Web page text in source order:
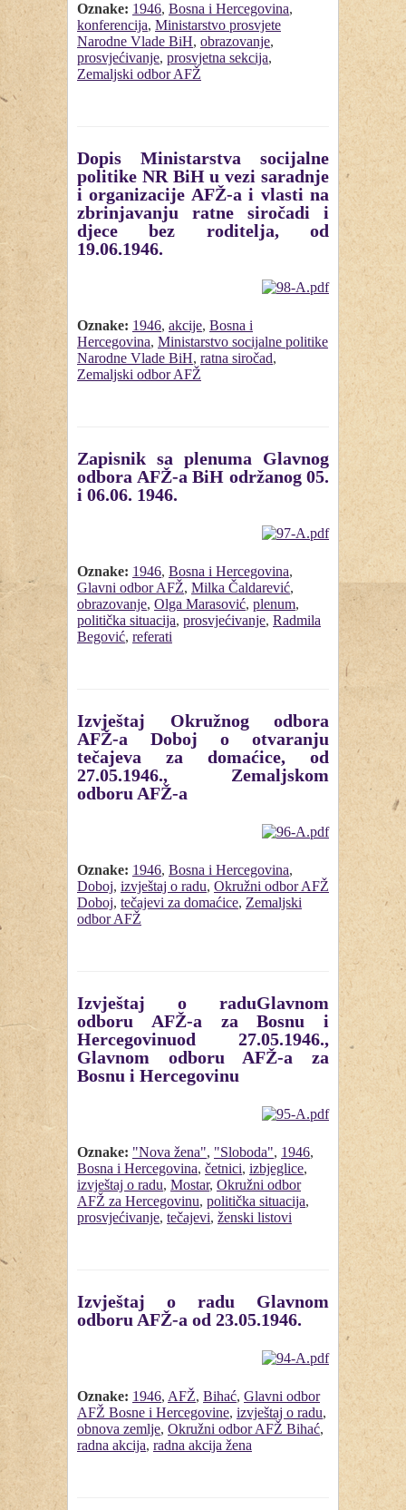
Oznake: 1946, Bosna i Hercegovina,
konferencija, Ministarstvo prosvjete
Narodne Vlade BiH, obrazovanje,
prosvjećivanje, prosvjetna sekcija,
Zemaljski odbor AFŽ
Dopis Ministarstva socijalne
politike NR BiH u vezi saradnje
i organizacije AFŽ-a i vlasti na
zbrinjavanju ratne siročadi i
djece bez roditelja, od
19.06.1946.
Oznake: 1946, akcije, Bosna i
Hercegovina, Ministarstvo socijalne politike
Narodne Vlade BiH, ratna siročad,
Zemaljski odbor AFŽ
Zapisnik sa plenuma Glavnog
odbora AFŽ-a BiH održanog 05.
i 06.06. 1946.
Oznake: 1946, Bosna i Hercegovina,
Glavni odbor AFŽ, Milka Čaldarević,
obrazovanje, Olga Marasović, plenum,
politička situacija, prosvjećivanje, Radmila
Begović, referati
Izvještaj Okružnog odbora
AFŽ-a Doboj o otvaranju
tečajeva za domaćice, od
27.05.1946., Zemaljskom
odboru AFŽ-a
Oznake: 1946, Bosna i Hercegovina,
Doboj, izvještaj o radu, Okružni odbor AFŽ
Doboj, tečajevi za domaćice, Zemaljski
odbor AFŽ
Izvještaj o raduGlavnom
odboru AFŽ-a za Bosnu i
Hercegovinuod 27.05.1946.,
Glavnom odboru AFŽ-a za
Bosnu i Hercegovinu
Oznake: "Nova žena", "Sloboda", 1946,
Bosna i Hercegovina, četnici, izbjeglice,
izvještaj o radu, Mostar, Okružni odbor
AFŽ za Hercegovinu, politička situacija,
prosvjećivanje, tečajevi, ženski listovi
Izvještaj o radu Glavnom
odboru AFŽ-a od 23.05.1946.
Oznake: 1946, AFŽ, Bihać, Glavni odbor
AFŽ Bosne i Hercegovine, izvještaj o radu,
obnova zemlje, Okružni odbor AFŽ Bihać,
radna akcija, radna akcija žena